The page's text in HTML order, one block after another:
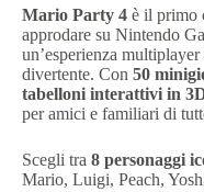
Mario Party 4 è il primo
approdare su Nintendo
un’esperienza
divertente. Con 50
tabelloni interattivi in
per amici e familiari di
Scegli tra 8 personaggi
Mario, Luigi, Peach,